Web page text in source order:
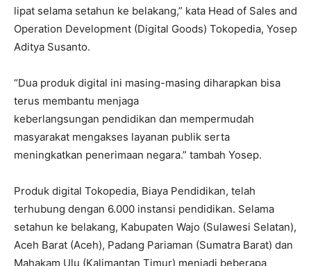
lipat selama setahun ke belakang,” kata Head of Sales and
Operation Development (Digital Goods) Tokopedia, Yosep
Aditya Susanto.
“Dua produk digital ini masing-masing diharapkan bisa
terus membantu menjaga
keberlangsungan pendidikan dan mempermudah
masyarakat mengakses layanan publik serta
meningkatkan penerimaan negara.” tambah Yosep.
Produk digital Tokopedia, Biaya Pendidikan, telah
terhubung dengan 6.000 instansi pendidikan. Selama
setahun ke belakang, Kabupaten Wajo (Sulawesi Selatan),
Aceh Barat (Aceh), Padang Pariaman (Sumatra Barat) dan
Mahakam Ulu (Kalimantan Timur) menjadi beberapa